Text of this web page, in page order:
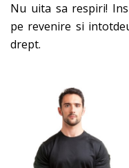
Nu uita sa respiri!
pe revenire si
drept.